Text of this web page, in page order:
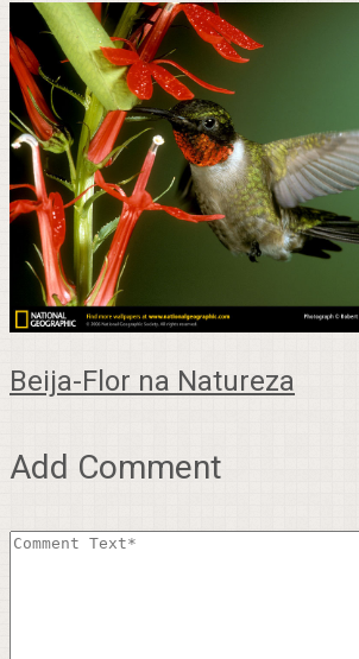
Beija-Flor na Natureza
Add Comment